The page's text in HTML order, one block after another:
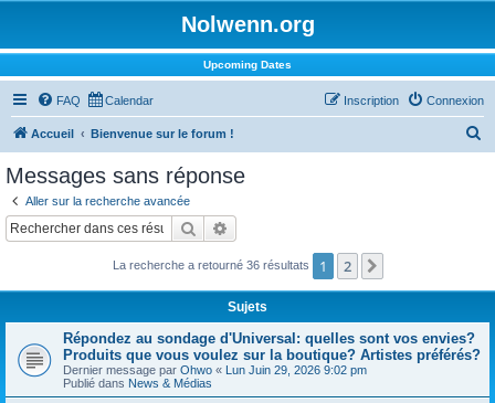
Nolwenn.org
Upcoming Dates
FAQ Calendar Connexion
Inscription
Accueil Bienvenue sur le forum !
c
Messages sans réponse
Aller sur la recherche avancée
Rechercher
La recherche a retourné 36 résultats 1 2
Sujets
Répondez au sondage d'Universal: quelles sont vos envies?
Produits que vous voulez sur la boutique? Artistes préférés?
Dernier message par Ohwo « Lun Juin 29, 2026 9:02 pm
Publié dans News & Médias